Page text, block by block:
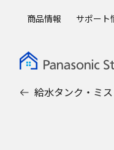
商品情報 サポート
給水タンク・ミ